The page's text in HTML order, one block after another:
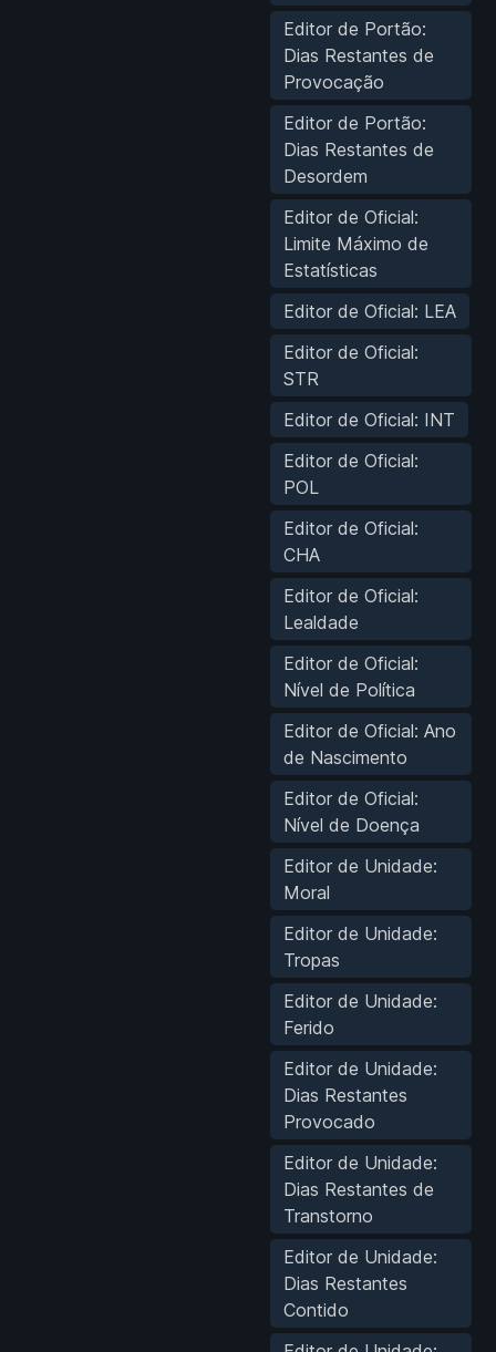
Editor de Portão:
Dias Restantes de
Provocação
Editor de Portão:
Dias Restantes de
Desordem
Editor de Oficial:
Limite Máximo de
Estatísticas
Editor de Oficial: LEA
Editor de Oficial:
STR
Editor de Oficial: INT
Editor de Oficial:
POL
Editor de Oficial:
CHA
Editor de Oficial:
Lealdade
Editor de Oficial:
Nível de Política
Editor de Oficial: Ano
de Nascimento
Editor de Oficial:
Nível de Doença
Editor de Unidade:
Moral
Editor de Unidade:
Tropas
Editor de Unidade:
Ferido
Editor de Unidade:
Dias Restantes
Provocado
Editor de Unidade:
Dias Restantes de
Transtorno
Editor de Unidade:
Dias Restantes
Contido